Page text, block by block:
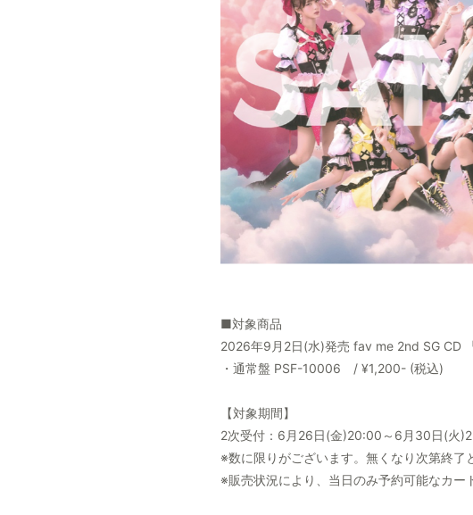
■対象商品
2026年9月2日(水)発売 fav me 2nd SG CD
・通常盤 PSF-10006 / ¥1,200- (税込)
【対象期間】
2次受付：6月26日(金)20:00～6月30日(火
※数に限りがございます。無くなり次第終了
※販売状況により、当日のみ予約可能なカー